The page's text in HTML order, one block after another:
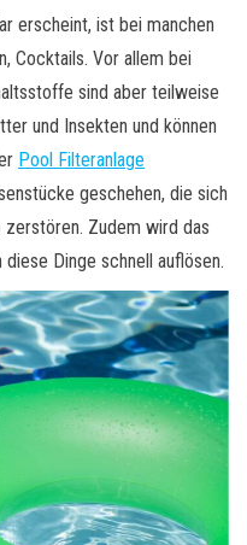
erscheint, ist bei manchen
Cocktails. Vor allem bei
sind aber teilweise
und Insekten und können
Pool Filteranlage
geschehen, die sich
Zudem wird das
Dinge schnell auflösen.